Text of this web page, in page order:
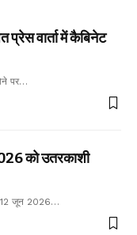
प्रेस वार्ता में कैबिनेट
पर…
को उतरकाशी
12 जून 2026…